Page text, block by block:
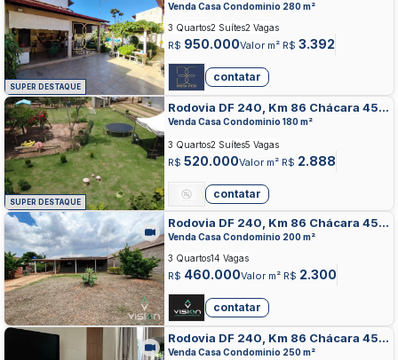
SUPER DESTAQUE
Venda Casa Condominio 280 m²
R$ 950.000Valor m² R$ 3.392
3 Quartos2 Suítes2 Vagas
contatar
SUPER DESTAQUE
Rodovia DF 240, Km 86 Chácara 45,
TAGUATINGA NORTE, TAGUATINGA
Venda Casa Condominio 180 m²
R$ 520.000Valor m² R$ 2.888
3 Quartos2 Suítes5 Vagas
contatar
Rodovia DF 240, Km 86 Chácara 45,
TAGUATINGA NORTE, TAGUATINGA
Venda Casa Condominio 200 m²
R$ 460.000Valor m² R$ 2.300
3 Quartos14 Vagas
contatar
Rodovia DF 240, Km 86 Chácara 45,
TAGUATINGA NORTE, TAGUATINGA
Venda Casa Condominio 250 m²